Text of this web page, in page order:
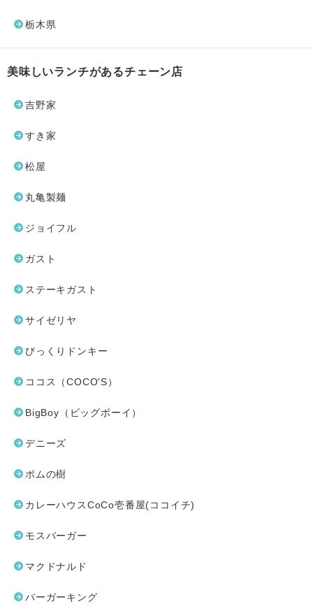
栃木県
美味しいランチがあるチェーン店
吉野家
すき家
松屋
丸亀製麺
ジョイフル
ガスト
ステーキガスト
サイゼリヤ
びっくりドンキー
ココス（COCO'S）
BigBoy（ビッグボーイ）
デニーズ
ポムの樹
カレーハウスCoCo壱番屋(ココイチ)
モスバーガー
マクドナルド
バーガーキング